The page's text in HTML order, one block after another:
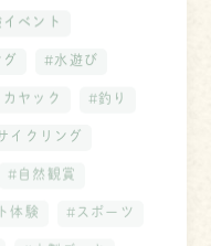
ベント
#水遊び
ヤック #釣り
イクリング
#自然観賞
体験 #スポーツ